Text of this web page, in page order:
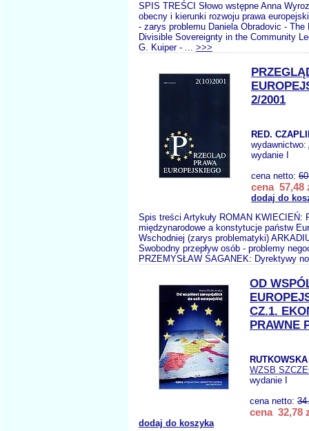
SPIS TREŚCI Słowo wstępne Anna
obecny i kierunki rozwoju prawa
- zarys problemu Daniela Obradovic - The
Divisible Sovereignty in the Community
G. Kuiper - ... >>>
2/2001
RED.
wydawnictwo:
wydanie I
cena netto:
cena 57,48
dodaj do
Spis treści Artykuły ROMAN KWIECIEŃ:
międzynarodowe a konstytucje państw
Wschodniej (zarys problematyki)
Swobodny przepływ osób - problemy
PRZEMYSŁAW SAGANEK: Dyrektywy
OD
CZ.1.
PRAWNE
WZSB
wydanie I
cena netto:
cena 32,78
dodaj do koszyka